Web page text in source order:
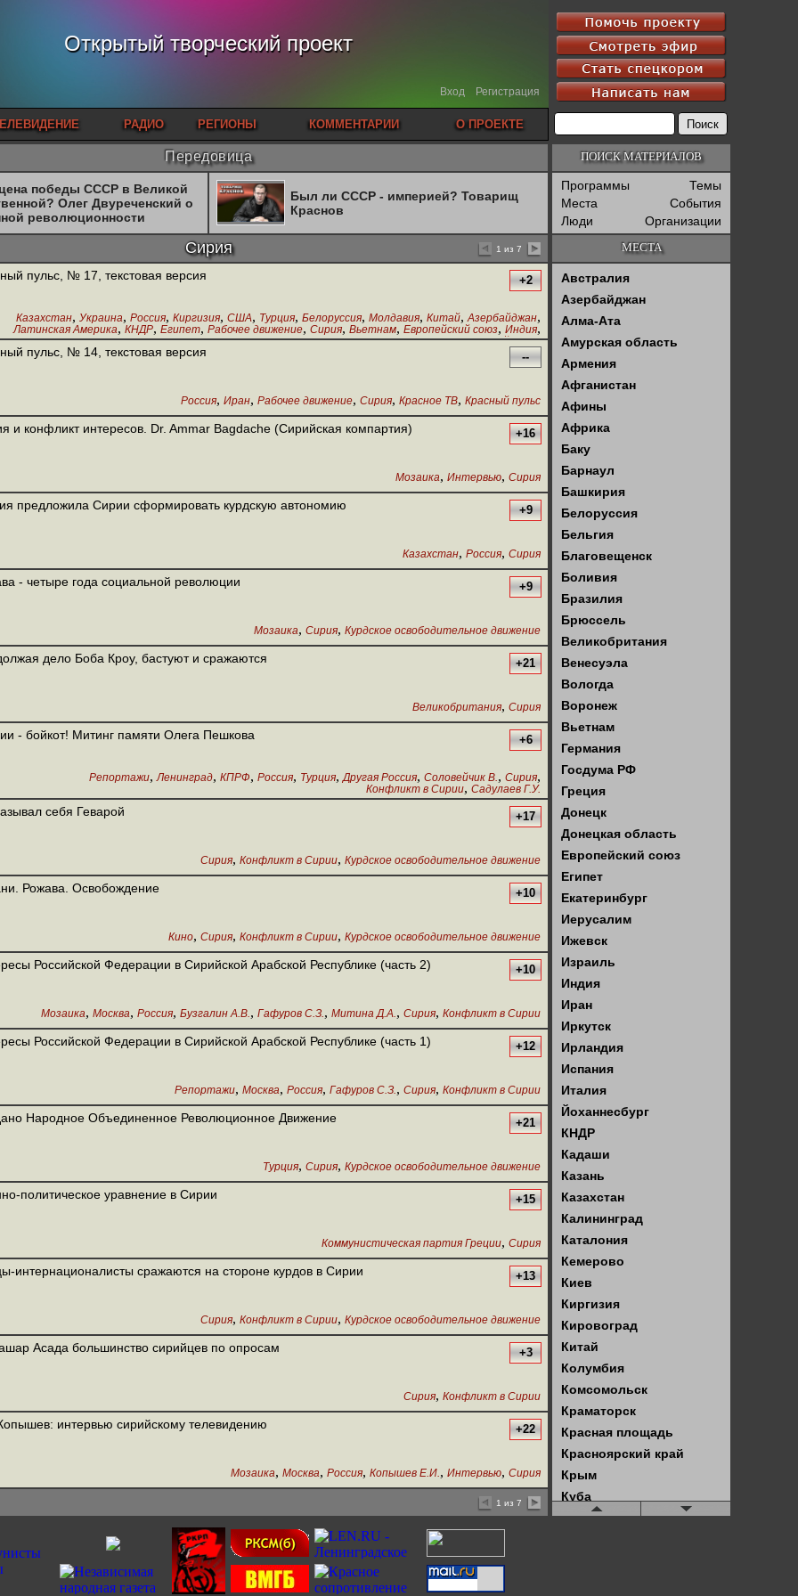
Открытый творческий проект
Вход Регистрация
РАДИО РЕГИОНЫ КОММЕНТАРИИ О ПРОЕКТЕ
Передовица
победы СССР в Великой
Олег Двуреченский о
революционности
Был ли СССР - империей? Товарищ
Краснов
Сирия 1 из 7
пульс, № 17, текстовая версия +2
Казахстан, Украина, Россия, Киргизия, США, Турция, Белоруссия, Молдавия, Китай, Азербайджан,
Латинская Америка,КНДР, Египет, Рабочее движение, Сирия, Вьетнам, Европейский союз, Индия,
Армения,Таджикистан,Красный пульс
пульс, № 14, текстовая версия --
Россия, Иран, Рабочее движение, Сирия, Красное ТВ, Красный пульс
и конфликт интересов. Dr. Ammar Bagdache (Сирийская компартия) +16
Мозаика, Интервью, Сирия
предложила Сирии сформировать курдскую автономию +9
Казахстан, Россия, Сирия
- четыре года социальной революции +9
Мозаика, Сирия, Курдское освободительное движение
дело Боба Кроу, бастуют и сражаются +21
Великобритания, Сирия
- бойкот! Митинг памяти Олега Пешкова +6
Репортажи, Ленинград, КПРФ, Россия, Турция, Другая Россия, Соловейчик В., Сирия,
Конфликт в Сирии, Садулаев Г.У.
себя Геварой +17
Сирия, Конфликт в Сирии, Курдское освободительное движение
Рожава. Освобождение +10
Кино, Сирия, Конфликт в Сирии, Курдское освободительное движение
Российской Федерации в Сирийской Арабской Республике (часть 2) +10
Мозаика, Москва, Россия, Бузгалин А.В., Гафуров С.З., Митина Д.А., Сирия, Конфликт в Сирии
Российской Федерации в Сирийской Арабской Республике (часть 1) +12
Репортажи, Москва, Россия, Гафуров С.З., Сирия, Конфликт в Сирии
Народное Объединенное Революционное Движение +21
Турция, Сирия, Курдское освободительное движение
политическое уравнение в Сирии +15
Коммунистическая партия Греции, Сирия
интернационалисты сражаются на стороне курдов в Сирии +13
Сирия, Конфликт в Сирии, Курдское освободительное движение
Асада большинство сирийцев по опросам +3
Сирия, Конфликт в Сирии
интервью сирийскому телевидению +22
Мозаика, Москва, Россия, Копышев Е.И., Интервью, Сирия
1 из 7
ПОИСК МАТЕРИАЛОВ
Программы
Темы
Места
События
Люди
Организации
МЕСТА
Австралия
Азербайджан
Алма-Ата
Амурская область
Армения
Афганистан
Афины
Африка
Баку
Барнаул
Башкирия
Белоруссия
Бельгия
Благовещенск
Боливия
Бразилия
Брюссель
Великобритания
Венесуэла
Вологда
Воронеж
Вьетнам
Германия
Госдума РФ
Греция
Донецк
Донецкая область
Европейский союз
Египет
Екатеринбург
Иерусалим
Ижевск
Израиль
Индия
Иран
Иркутск
Ирландия
Испания
Италия
Йоханнесбург
КНДР
Кадаши
Казань
Казахстан
Калининград
Каталония
Кемерово
Киев
Киргизия
Кировоград
Китай
Колумбия
Комсомольск
Краматорск
Красная площадь
Красноярский край
Крым
Куба
Кузбасс